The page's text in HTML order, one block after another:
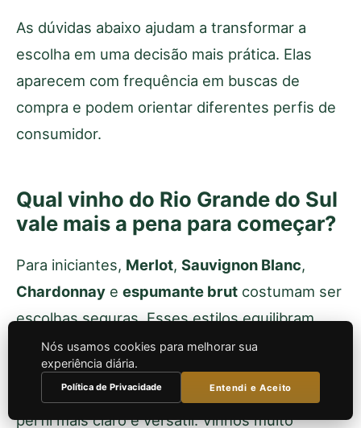
As dúvidas abaixo ajudam a transformar a
escolha em uma decisão mais prática. Elas
aparecem com frequência em buscas de
compra e podem orientar diferentes perfis de
consumidor.
Qual vinho do Rio Grande do Sul
vale mais a pena para começar?
Para iniciantes, Merlot, Sauvignon Blanc,
Chardonnay e espumante brut costumam ser
escolhas seguras. Esses estilos equilibram
frescor, fruta e facilidade de consumo.
Se o objetivo é evitar erro, priorize rótulos de
perfil mais claro e versátil. Vinhos muito
Nós usamos cookies para melhorar sua
experiência diária.
Política de Privacidade Entendi e Aceito